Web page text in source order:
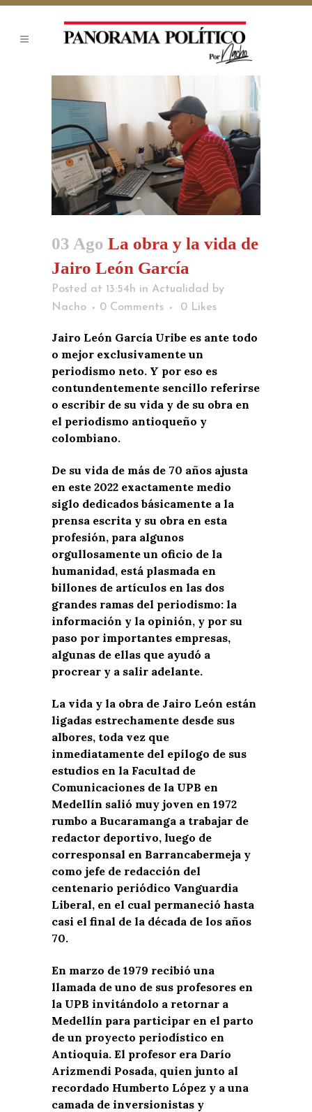
03 Ago La obra y la vida de
Jairo León García
Posted at 13:54h in Actualidad
by
Nacho
0 Comments 0 Likes
Jairo León García Uribe es ante todo
o mejor exclusivamente un
periodismo neto. Y por eso es
contundentemente sencillo referirse
o escribir de su vida y de su obra en
el periodismo antioqueño y
colombiano.
De su vida de más de 70 años ajusta
en este 2022 exactamente medio
siglo dedicados básicamente a la
prensa escrita y su obra en esta
profesión, para algunos
orgullosamente un oficio de la
humanidad, está plasmada en
billones de artículos en las dos
grandes ramas del periodismo: la
información y la opinión, y por su
paso por importantes empresas,
algunas de ellas que ayudó a
procrear y a salir adelante.
La vida y la obra de Jairo León están
ligadas estrechamente desde sus
albores, toda vez que
inmediatamente del epílogo de sus
estudios en la Facultad de
Comunicaciones de la UPB en
Medellín salió muy joven en 1972
rumbo a Bucaramanga a trabajar de
redactor deportivo, luego de
corresponsal en Barrancabermeja y
como jefe de redacción del
centenario periódico Vanguardia
Liberal, en el cual permaneció hasta
casi el final de la década de los años
70.
En marzo de 1979 recibió una
llamada de uno de sus profesores en
la UPB invitándolo a retornar a
Medellín para participar en el parto
de un proyecto periodístico en
Antioquia. El profesor era Darío
Arizmendi Posada, quien junto al
recordado Humberto López y a una
camada de inversionistas y